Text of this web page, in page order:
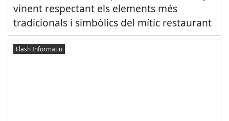
vinent respectant els elements més
tradicionals i simbòlics del mític restaurant
Flash Informatiu